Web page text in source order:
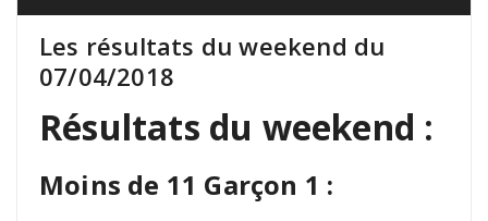
Les résultats du weekend du
07/04/2018
Résultats du weekend :
Moins de 11 Garçon 1 :